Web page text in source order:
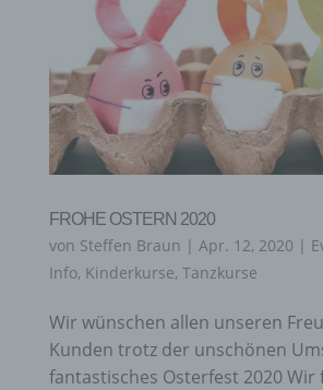
FROHE OSTERN 2020
von Steffen Braun | Apr. 12, 2020 |
Info, Kinderkurse, Tanzkurse
Wir wünschen allen unseren
Kunden trotz der unschönen
fantastisches Osterfest 2020 Wir